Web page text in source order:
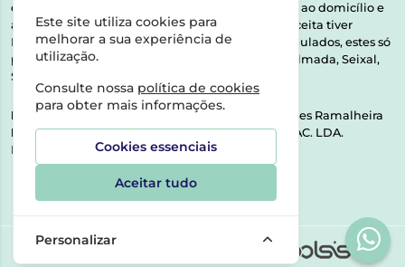
dispensa de medicamentos e produtos de saúde ao domicílio e
através da internet. Medicamentos | Se na sua receita tiver
MSRM, MNSRM, MSRMV ou Medicamentos Manipulados, estes só
podem ser entregues nos seguintes concelhos: Almada, Seixal,
Sesimbra, Oeiras e Lisboa.
Direção Técnica:
Dra. Raquel Alexandra Fernandes Ramalheira
NIPC:513064133 | ASPAS E NÚMEROS SOC. FARMAC. LDA.
Rua dos Castanheiros 5 AB Feijó2810-036 Almada
Este site utiliza cookies para
melhorar a sua experiência de
utilização.
Consulte nossa política de cookies
para obter mais informações.
Cookies essenciais
Aceitar tudo
Personalizar